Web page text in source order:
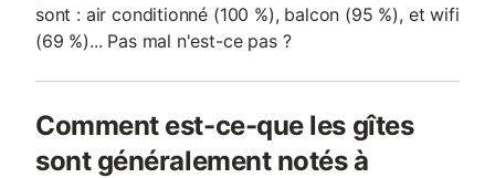
sont : air conditionné (100 %), balcon (95 %), et wifi
(69 %)... Pas mal n'est-ce pas ?
Comment est-ce-que les gîtes
sont généralement notés à